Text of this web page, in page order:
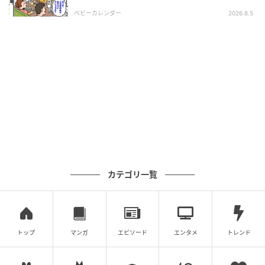
ベビーカレンダー 2026.8.5
カテゴリ一覧
トップ マンガ エピソード エンタメ トレンド